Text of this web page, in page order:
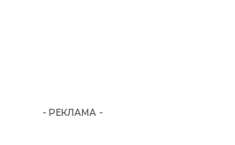
- РЕКЛАМА -